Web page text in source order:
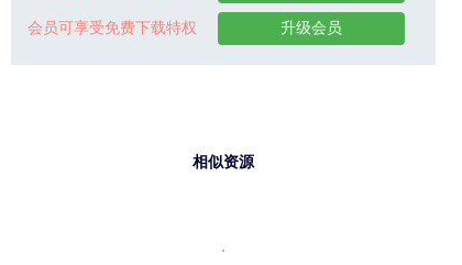
会员可享受免费下载特权 升级会员
相似资源